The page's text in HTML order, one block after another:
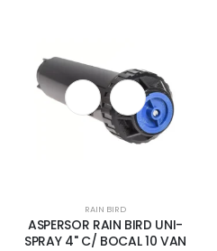
RAIN BIRD
ASPERSOR RAIN BIRD UNI-
SPRAY 4" C/ BOCAL 10 VAN